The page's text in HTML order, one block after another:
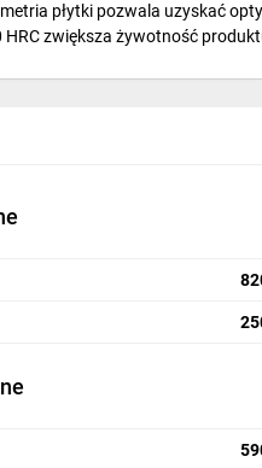
płytki pozwala uzyskać
HRC zwiększa żywotność